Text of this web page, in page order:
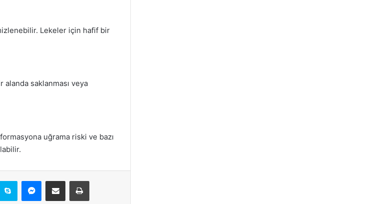
Lekeler için hafif bir
alanda saklanması veya
uğrama riski ve bazı
Skype Messenger
E-Posta ile paylaş Yazdır